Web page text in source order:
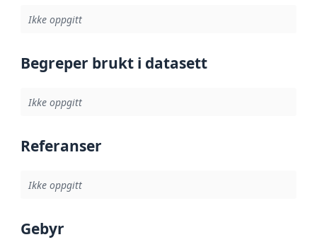
Ikke oppgitt
Begreper brukt i datasett
Ikke oppgitt
Referanser
Ikke oppgitt
Gebyr